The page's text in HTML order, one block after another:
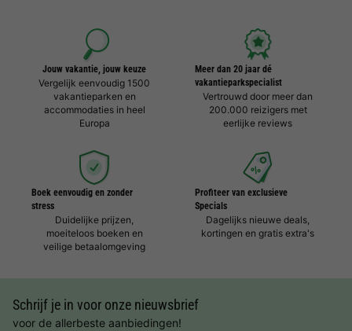
Jouw vakantie, jouw keuze
Vergelijk eenvoudig 1500
vakantieparken en
accommodaties in heel
Europa
Meer dan 20 jaar dé
vakantieparkspecialist
Vertrouwd door meer dan
200.000 reizigers met
eerlijke reviews
Boek eenvoudig en zonder
stress
Duidelijke prijzen,
moeiteloos boeken en
veilige betaalomgeving
Profiteer van exclusieve
Specials
Dagelijks nieuwe deals,
kortingen en gratis extra's
Schrijf je in voor onze nieuwsbrief
voor de allerbeste aanbiedingen!